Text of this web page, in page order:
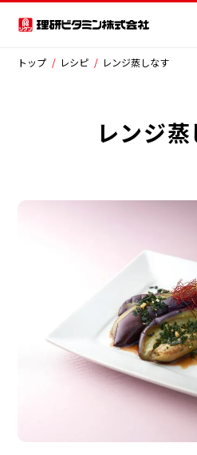
業務用
お問い合わせ
おいしさの提案
安全・安心への取り組み
トップ レシピ レンジ蒸しなす
レンジ
商品から探す
ジャンルから探す
主菜
ごはん類・丼物
パスタ・麺類
デザート